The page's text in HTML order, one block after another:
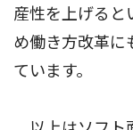
産性を上げると
め働き方改革に
ています。